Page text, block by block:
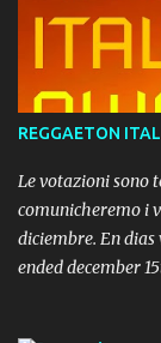
REGGAETON
Le votazioni sono
comunicheremo i
diciembre. En
ended december